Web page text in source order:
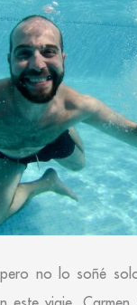
no lo soñé